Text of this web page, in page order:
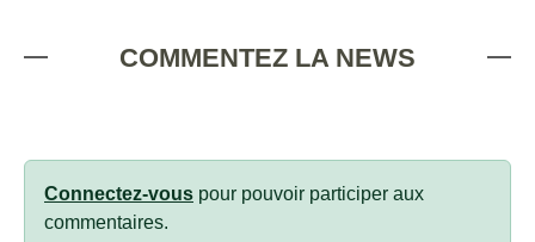
COMMENTEZ LA NEWS
Connectez-vous pour pouvoir participer aux
commentaires.